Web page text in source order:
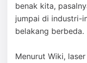
benak kita,
jumpai di industri-
belakang berbeda.
Menurut Wiki,